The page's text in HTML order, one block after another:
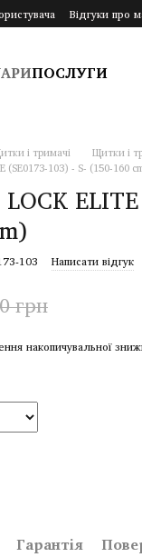
Відгуки про
ПОСЛУГИ
і тримачі
Щитки і
(SE0173-103) - S- (150-160
103 Написати відгук
грн
накопичувальної
Гарантія